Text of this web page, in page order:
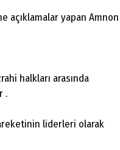
açıklamalar yapan Amnon
halkları arasında
.
liderleri olarak